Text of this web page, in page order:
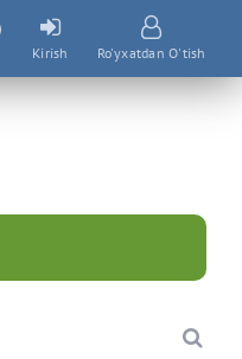
Kirish Ro'yxatdan O'tish